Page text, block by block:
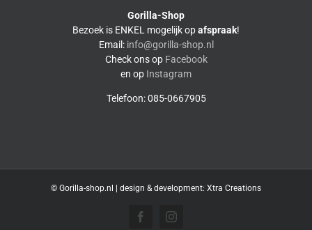
Gorilla-Shop
Bezoek is ENKEL mogelijk opafspraak!
Email: info@gorilla-shop.nl
Check ons op Facebook
en op Instagram
Telefoon: 085-0667905
© Gorilla-shop.nl | design & development: Xtra Creations
FacebookInstagram